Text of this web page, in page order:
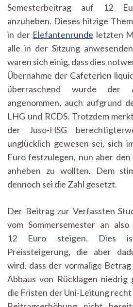
Semesterbeitrag auf 12
anzuheben. Dieses hitzige
in der Elefantenrunde letzten
alle in der Sitzung
waren sich einig, dass dies
Übernahme der Cafeterien
überraschend wurde der
angenommen, auch aufgrund
LHG und RCDS. Trotzdem
der Juso-HSG
unglücklich gewesen sei, sich
Euro festzulegen, nun aber
anheben zu wollten. Dem
dennoch sei die Zahl gesetzt.
Der Beitrag zur Verfassten
vom Sommersemester an
12 Euro steigen. Dies
Preissteigerung, die aber
wird, dass der vormalige
Abbaus von Rücklagen niedrig
die Fristen der Uni-Leitung